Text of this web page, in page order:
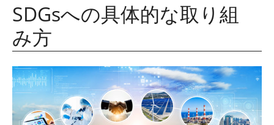
SDGsへの具体的な取り組
み方